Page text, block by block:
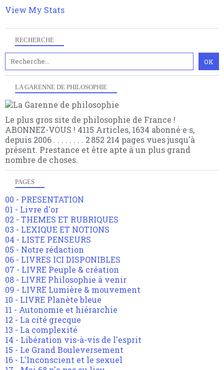
RECHERCHE
LA GARENNE DE PHILOSOPHIE
Le plus gros site de philosophie de France !
ABONNEZ-VOUS ! 4115 Articles, 1634 abonné·e·s,
depuis 2006 . . . . . . . . 2 852 214 pages vues jusqu'à
présent. Prestance et être apte à un plus grand
nombre de choses.
PAGES
00 - PRESENTATION
01 - Livre d'or
02 - THEMES ET RUBRIQUES
03 - LEXIQUE ET NOTIONS
04 - LISTE PENSEURS
05 - Notre rédaction
06 - LIVRES ICI DISPONIBLES
07 - LIVRE Peuple & création
08 - LIVRE Philosophie à venir
09 - LIVRE Lumière & mouvement
10 - LIVRE Planète bleue
11 - Autonomie et hiérarchie
12 - La cité grecque
13 - La complexité
14 - Libération vis-à-vis de l'esprit
15 - Le Grand Bouleversement
16 - L'Inconscient et le sexuel
choses.
View My Stats